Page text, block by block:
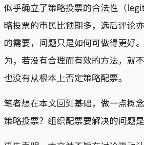
似乎确立了策略投票的合法性（
略投票的市民比预期多，选后评论
的需要，问题只是如何可做得更好
为，若没有合理而有效的方法，就
也没有从根本上否定策略配票。
笔者想在本文回到基础，做一点概
策略投票？组织配票要解决的问题是